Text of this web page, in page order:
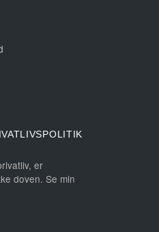
er
doven. Se min